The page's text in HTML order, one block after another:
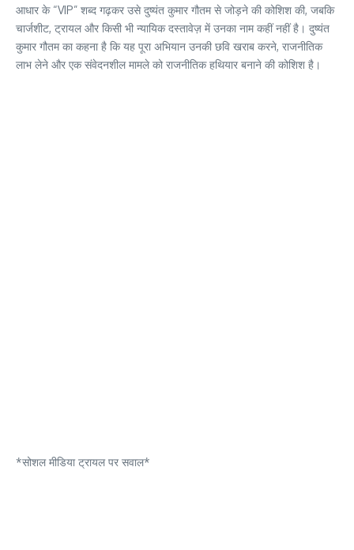
आधार के “VIP” शब्द गढ़कर उसे दुष्यंत कुमार गौतम से जोड़ने की कोशिश की, जबकि
चार्जशीट, ट्रायल और किसी भी न्यायिक दस्तावेज़ में उनका नाम कहीं नहीं है। दुष्यंत
कुमार गौतम का कहना है कि यह पूरा अभियान उनकी छवि खराब करने, राजनीतिक
लाभ लेने और एक संवेदनशील मामले को राजनीतिक हथियार बनाने की कोशिश है।
*सोशल मीडिया ट्रायल पर सवाल*